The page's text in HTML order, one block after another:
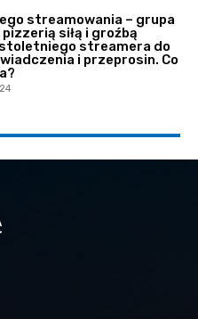
streamowania – grupa
siłą i groźbą
streamera do
i przeprosin. Co